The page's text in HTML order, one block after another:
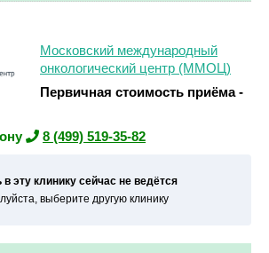
Московский международный
онкологический центр (ММОЦ)
Первичная стоимость приёма -
8 (499) 519-35-82
в эту клинику сейчас не ведётся
выберите другую клинику